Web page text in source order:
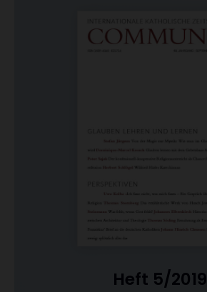
Heft 5/2019